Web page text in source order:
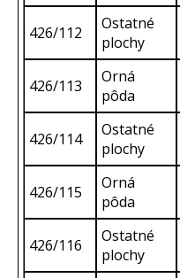
426/112
Ostatné
plochy
426/113
Orná
pôda
426/114
Ostatné
plochy
426/115
Orná
pôda
426/116
Ostatné
plochy